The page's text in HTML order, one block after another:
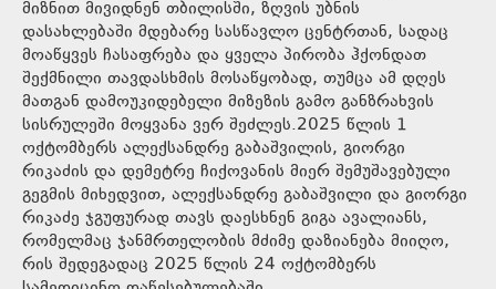
მიზნით მივიდნენ თბილისში, ზღვის უბნის
დასახლებაში მდებარე სასწავლო ცენტრთან, სადაც
მოაწყვეს ჩასაფრება და ყველა პირობა ჰქონდათ
შექმნილი თავდასხმის მოსაწყობად, თუმცა ამ დღეს
მათგან დამოუკიდებელი მიზეზის გამო განზრახვის
სისრულეში მოყვანა ვერ შეძლეს.2025 წლის 1
ოქტომბერს ალექსანდრე გაბაშვილის, გიორგი
რიკაძის და დემეტრე ჩიქოვანის მიერ შემუშავებული
გეგმის მიხედვით, ალექსანდრე გაბაშვილი და გიორგი
რიკაძე ჯგუფურად თავს დაესხნენ გიგა ავალიანს,
რომელმაც ჯანმრთელობის მძიმე დაზიანება მიიღო,
რის შედეგადაც 2025 წლის 24 ოქტომბერს